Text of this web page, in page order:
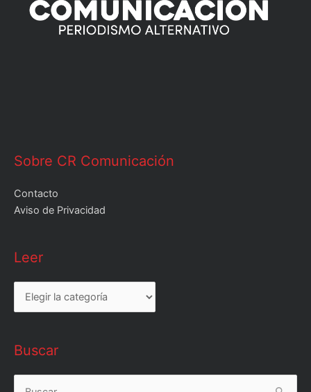
Sobre CR Comunicación
Contacto
Aviso de Privacidad
Leer
Leer
Buscar